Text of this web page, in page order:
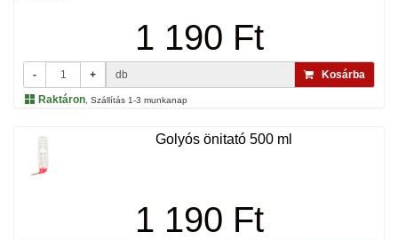
1 190 Ft
- + db
Kosárba
Raktáron , Szállítás 1-3 munkanap
Golyós önitató 500 ml
1 190 Ft